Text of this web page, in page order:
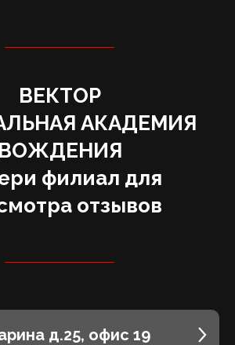
ВЕКТОР
АКАДЕМИЯ
ВОЖДЕНИЯ
филиал для
отзывов
д.25, офис 19